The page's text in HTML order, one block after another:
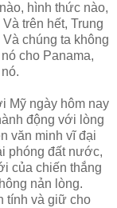
hình thức nào,
trên hết, Trung
chúng ta không
cho Panama,
Mỹ ngày hôm nay
động với lòng
văn minh vĩ đại
phóng đất nước,
của chiến thắng
nản lòng.
tính và giữ cho